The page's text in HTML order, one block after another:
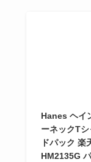
Hanes ヘイ
ーネックT
ドパック
HM2135G